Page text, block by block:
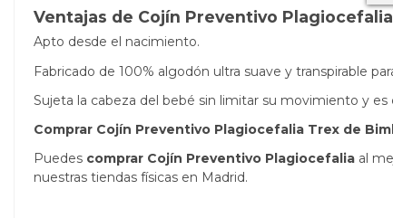
Ventajas de Cojín Preventivo
Apto desde el nacimiento.
Fabricado de 100% algodón ultra suave y transpirable
Sujeta la cabeza del bebé sin limitar su movimiento y
Comprar Cojín Preventivo Plagiocefalia Trex de
Puedes comprar Cojín Preventivo Plagiocefalia al
nuestras tiendas físicas en Madrid.